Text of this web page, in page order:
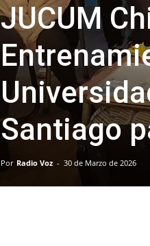
JUCUM
Santiago
Por Radio Voz - 30 de Marzo de 2026